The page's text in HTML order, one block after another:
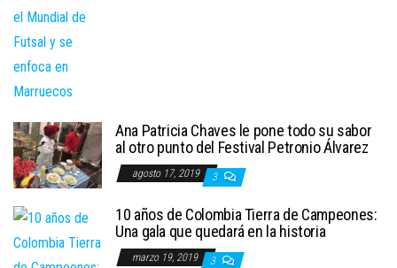
Ana Patricia Chaves le pone todo su sabor
al otro punto del Festival Petronio Álvarez
agosto 17, 2019 3
10 años de Colombia Tierra de Campeones:
Una gala que quedará en la historia
marzo 19, 2019 3